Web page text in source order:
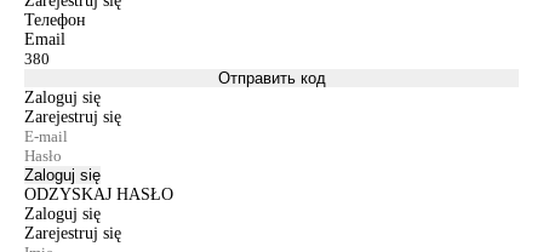
Телефон
Email
Отправить код
Zaloguj się
Zarejestruj się
Zaloguj się
ODZYSKAJ HASŁO
Zaloguj się
Zarejestruj się